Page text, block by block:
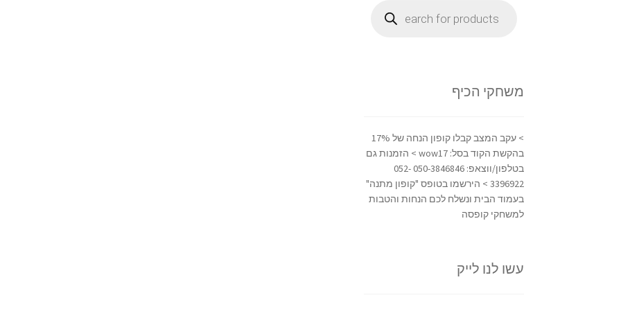
search
משחקי הכיף
> עקב המצב קבלו קופון הנחה של 17%
בהקשת הקוד בסל: wow17 > הזמנות גם
בטלפון/ווצאפ: 050-3846846 052-
3396922 > הירשמו בטופס "קופון מתנה"
בעמוד הבית ונשלח לכם הנחות והטבות
למשחקי קופסה
עשו לנו לייק